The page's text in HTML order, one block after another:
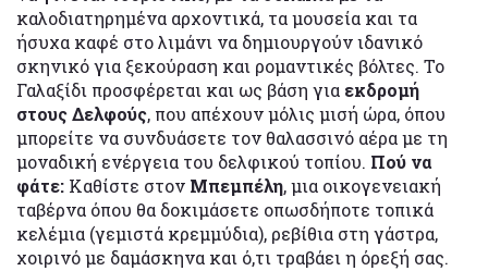
καλοδιατηρημένα αρχοντικά, τα μουσεία και τα
ήσυχα καφέ στο λιμάνι να δημιουργούν ιδανικό
σκηνικό για ξεκούραση και ρομαντικές βόλτες. Το
Γαλαξίδι προσφέρεται και ως βάση για εκδρομή
στους Δελφούς, που απέχουν μόλις μισή ώρα, όπου
μπορείτε να συνδυάσετε τον θαλασσινό αέρα με τη
μοναδική ενέργεια του δελφικού τοπίου. Πού να
φάτε: Καθίστε στον Μπεμπέλη, μια οικογενειακή
ταβέρνα όπου θα δοκιμάσετε οπωσδήποτε τοπικά
κελέμια (γεμιστά κρεμμύδια), ρεβίθια στη γάστρα,
χοιρινό με δαμάσκηνα και ό,τι τραβάει η όρεξή σας.